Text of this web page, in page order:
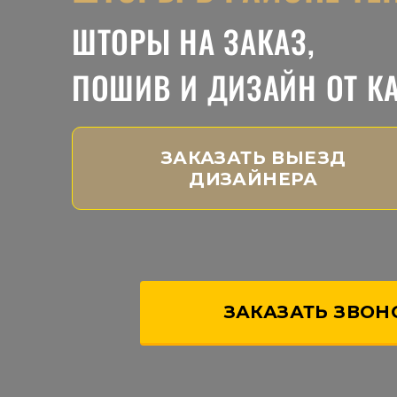
ШТОРЫ НА ЗАКАЗ,
ПОШИВ И ДИЗАЙН ОТ
ЗАКАЗАТЬ ВЫЕЗД
ДИЗАЙНЕРА
ЗАКАЗАТЬ